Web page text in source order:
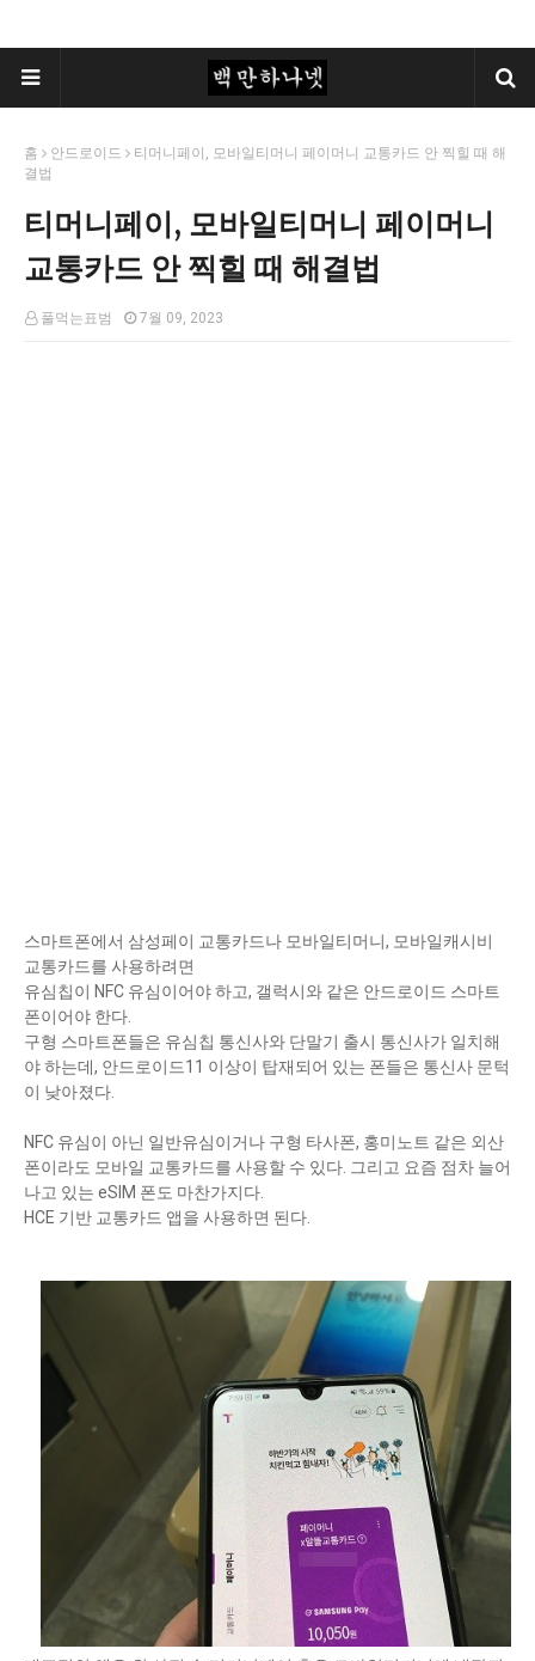
홈 안드로이드
티머니페이, 모바일티머니 페이머니 교통카드 안 찍힐 때 해
결법
티머니페이, 모바일티머니 페이머니
교통카드 안 찍힐 때 해결법
풀먹는표범 7월 09, 2023
스마트폰에서 삼성페이 교통카드나 모바일티머니, 모바일캐시비
교통카드를 사용하려면
유심칩이 NFC 유심이어야 하고, 갤럭시와 같은 안드로이드 스마트
폰이어야 한다.
구형 스마트폰들은 유심칩 통신사와 단말기 출시 통신사가 일치해
야 하는데, 안드로이드11 이상이 탑재되어 있는 폰들은 통신사 문턱
이 낮아졌다.
NFC 유심이 아닌 일반유심이거나 구형 타사폰, 홍미노트 같은 외산
폰이라도 모바일 교통카드를 사용할 수 있다. 그리고 요즘 점차 늘어
나고 있는 eSIM 폰도 마찬가지다.
HCE 기반 교통카드 앱을 사용하면 된다.